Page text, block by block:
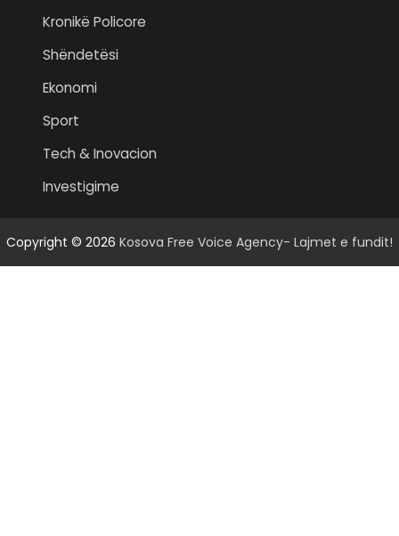
Kronikë Policore
Shëndetësi
Ekonomi
Sport
Tech & Inovacion
Investigime